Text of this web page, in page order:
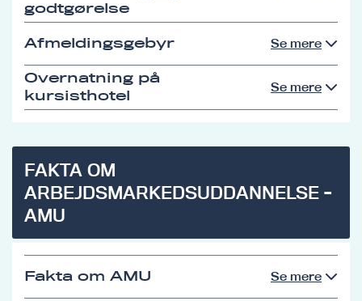
godtgørelse
Afmeldingsgebyr Se mere
Overnatning på
kursisthotel
Se mere
FAKTA OM
ARBEJDSMARKEDSUDDANNELSE -
AMU
Fakta om AMU Se mere